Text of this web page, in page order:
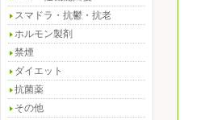
スマドラ・抗鬱・抗老
ホルモン製剤
禁煙
ダイエット
抗菌薬
その他